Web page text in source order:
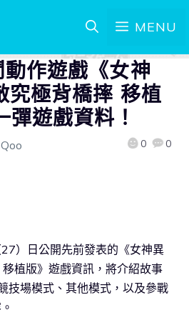
MENU
作遊戲《女神
究極背橋摔 移植
彈遊戲資料！
0 0
）日公開先前發表的《女神異
植版》遊戲資訊，將介紹故事
技場模式、其他模式，以及參戰